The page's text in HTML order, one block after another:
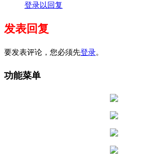
登录以回复
发表回复
要发表评论，您必须先登录。
功能菜单